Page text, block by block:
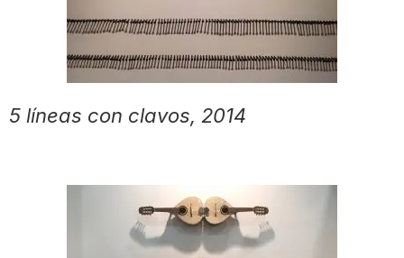
5 líneas con clavos, 2014